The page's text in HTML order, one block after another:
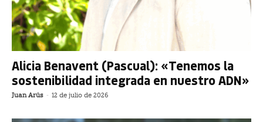
Alicia Benavent (Pascual): «Tenemos la
sostenibilidad integrada en nuestro ADN»
Juan Arús - 12 de julio de 2026